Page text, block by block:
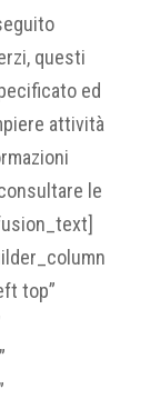
questi
ed
attività
le
top”